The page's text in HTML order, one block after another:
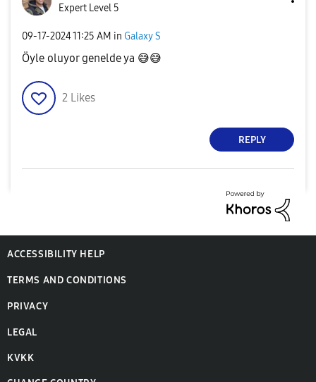
Expert Level 5
‎09-17-202411:25 AM in Galaxy S
Öyle oluyor genelde ya 😅😅
2 Likes
REPLY
ACCESSIBILITY HELP
TERMS AND CONDITIONS
PRIVACY
LEGAL
KVKK